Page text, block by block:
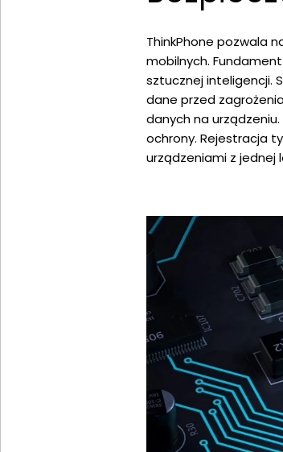
ThinkPhone pozwala
mobilnych.
sztucznej inteligencji.
dane przed
danych na
ochrony. Rejestracja
urządzeniami z jednej